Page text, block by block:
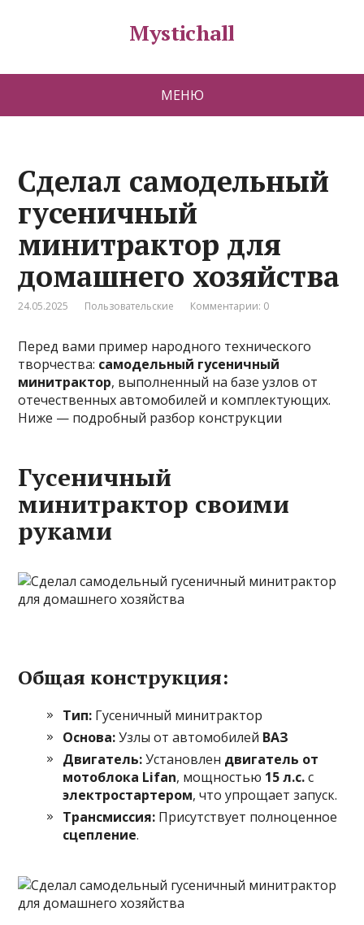
Mystichall
МЕНЮ
Сделал самодельный
гусеничный
минитрактор для
домашнего хозяйства
24.05.2025 Пользовательские Комментарии: 0
Перед вами пример народного технического
творчества: самодельный гусеничный
минитрактор, выполненный на базе узлов от
отечественных автомобилей и комплектующих.
Ниже — подробный разбор конструкции
Гусеничный
минитрактор своими
руками
Общая конструкция:
Тип: Гусеничный минитрактор
Основа:Узлы от автомобилей ВАЗ
Двигатель:Установлен двигатель от
мотоблока Lifan, мощностью 15 л.с.с
электростартером, что упрощает запуск.
Трансмиссия: Присутствует полноценное
сцепление.